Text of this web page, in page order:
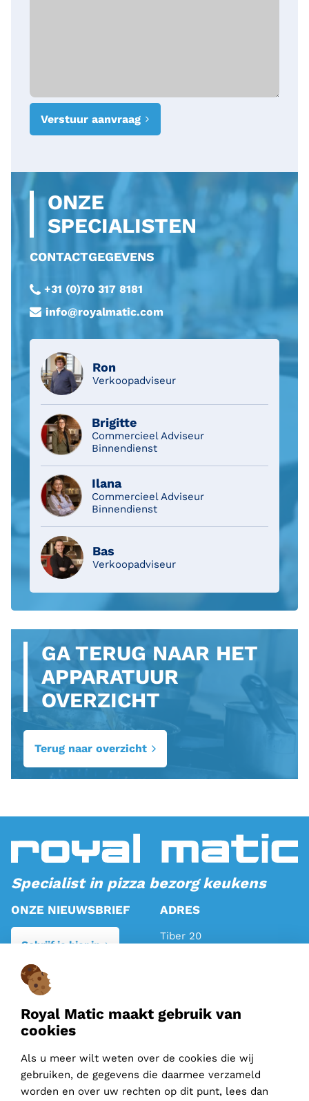
Royal Matic maakt gebruik van
cookies
Als u meer wilt weten over de cookies die wij
gebruiken, de gegevens die daarmee verzameld
worden en over uw rechten op dit punt, lees dan
Verstuur aanvraag
ONZE
SPECIALISTEN
CONTACTGEGEVENS
+31 (0)70 317 8181
info@royalmatic.com
Ron
Verkoopadviseur
Brigitte
Commercieel Adviseur
Binnendienst
Ilana
Commercieel Adviseur
Binnendienst
Bas
Verkoopadviseur
GA TERUG NAAR HET
APPARATUUR
OVERZICHT
Terug naar overzicht
Specialist in pizza bezorg keukens
instagram-facebook
linkedin
ONZE NIEUWSBRIEF
Schrijf je hier in
ADRES
Tiber 20
TELEFOON
Algemeen:070 317 81 81
Verkoop:070 710 11 95
info@royalmatic.com